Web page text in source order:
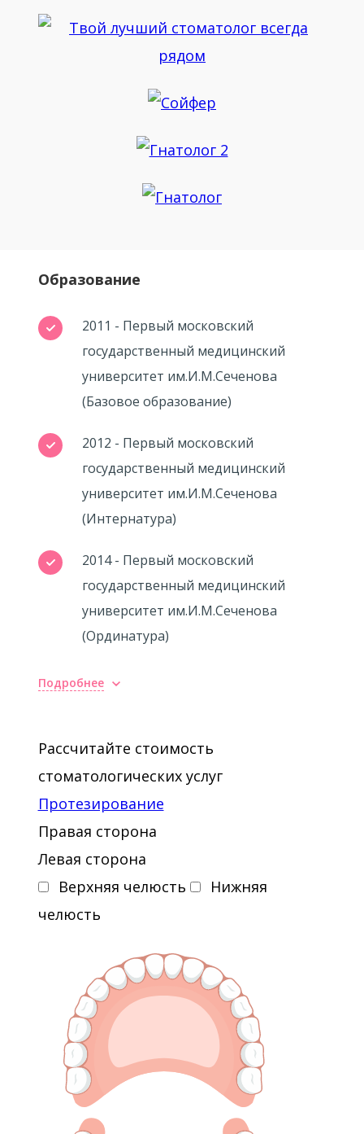
Образование
2011 - Первый московский
государственный медицинский
университет им.И.М.Сеченова
(Базовое образование)
2012 - Первый московский
государственный медицинский
университет им.И.М.Сеченова
(Интернатура)
2014 - Первый московский
государственный медицинский
университет им.И.М.Сеченова
(Ординатура)
Повышение квалификации
Biotechnology in Interdisciplinary
Dentistry 2-х летний курс Штайнбайс
Университет, Грегор Славичек
(Штутгардт)
Международной конференции 3M
Unitek, Москва
2012 - «Философия MBT.
Теоритический курс», Др. К. Музыра,
Москва
2012 - «Современное
Подробнее
Рассчитайте стоимость
стоматологических услуг
Протезирование
Правая сторона
Левая сторона
Верхняя челюсть
Нижняя
челюсть